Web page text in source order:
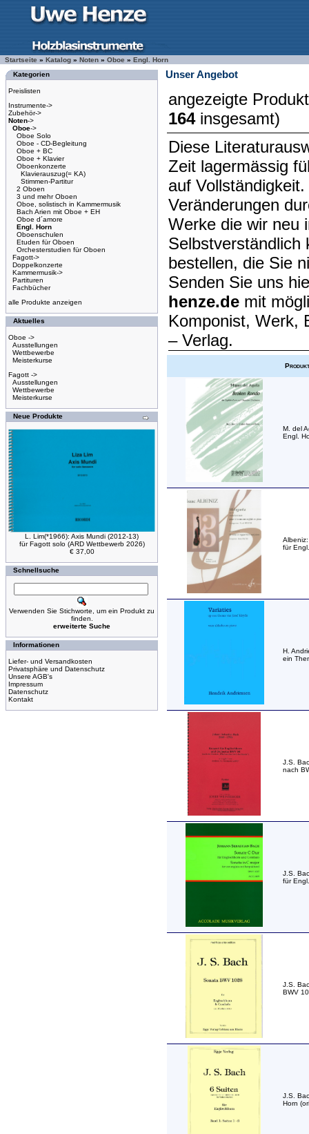
Startseite » Katalog » Noten » Oboe » Engl. Horn
Kategorien
Preislisten
Instrumente->
Zubehör->
Noten->
Oboe->
Oboe Solo
Oboe - CD-Begleitung
Oboe + BC
Oboe + Klavier
Oboenkonzerte
Klavierauszug(= KA)
Stimmen-Partitur
2 Oboen
3 und mehr Oboen
Oboe, solistisch in Kammermusik
Bach Arien mit Oboe + EH
Oboe d´amore
Engl. Horn
Oboenschulen
Etuden für Oboen
Orchesterstudien für Oboen
Fagott->
Doppelkonzerte
Kammermusik->
Partituren
Fachbücher
alle Produkte anzeigen
Aktuelles
Oboe ->
Ausstellungen
Wettbewerbe
Meisterkurse
Fagott ->
Ausstellungen
Wettbewerbe
Meisterkurse
Neue Produkte
L. Lim(*1966): Axis Mundi (2012-13)
für Fagott solo (ARD Wettbewerb 2026)
€ 37,00
Schnellsuche
Verwenden Sie Stichworte, um ein Produkt zu
finden.
erweiterte Suche
Informationen
Liefer- und Versandkosten
Privatsphäre und Datenschutz
Unsere AGB's
Impressum
Datenschutz
Kontakt
Unser Angebot
angezeigte
164insgesamt)
Diese
Zeit lagermässig
auf
Veränderungen
Werke die wir neu
Selbstverständlich
bestellen, die Sie
Senden Sie uns
henze.de mit
Komponist, Werk,
– Verlag.
M. del
Engl.
für
H.
ein
J.S.
nach
J.S.
für
J.S.
BWV
J.S.
Horn